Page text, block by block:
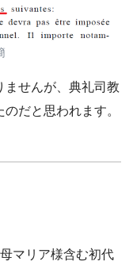
ませんが、典礼司教
だと思われます。
マリア様含む初代